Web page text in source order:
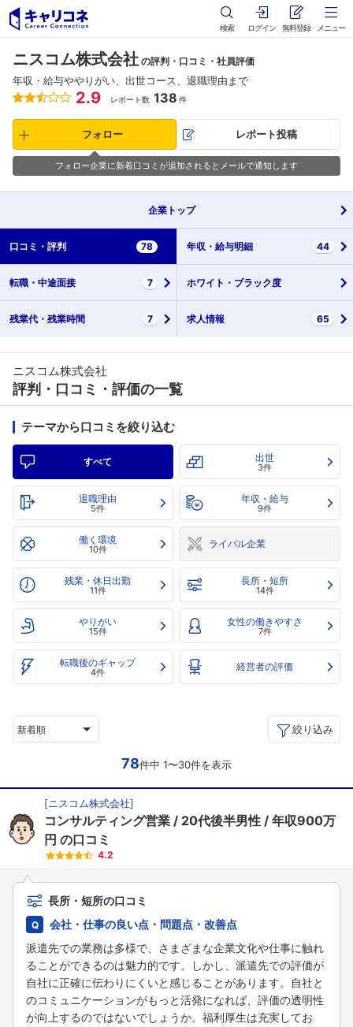
検索 ログイン 無料登録 メニュー
ニスコム株式会社 の評判・口コミ・社員評価
年収・給与ややりがい、出世コース、退職理由まで
2.9 レポート数 138 件
フォロー レポート投稿
フォロー企業に新着口コミが追加されるとメールで通知します
企業 トップ
口コミ・ 評判 78 年収・ 給与明細 44
転職・ 中途面接 7 ホワイト・ ブラック度
残業代・ 残業時間 7 求人情報 65
ニスコム株式会社
評判・口コミ・評価の一覧
テーマから口コミを絞り込む
すべて 出世
3件
退職理由
5件
年収・給与
9件
働く環境
10件 ライバル企業
残業・休日出勤
11件
長所・短所
14件
やりがい
15件
女性の働きやすさ
7件
転職後のギャップ
4件 経営者の評価
新着順 絞り込み
78件中 1〜30件を表示
[ニスコム株式会社]
コンサルティング営業 20代後半男性
年収900万
円 の口コミ
4.2
長所・短所の口コミ
会社・仕事の良い点・問題点・改善点
派遣先での業務は多様で、さまざまな企業文化や仕事に触れ
ることができるのは魅力的です。しかし、派遣先での評価が
自社に正確に伝わりにくいと感じることがあります。自社と
のコミュニケーションがもっと活発になれば、評価の透明性
が向上するのではないでしょうか。福利厚生は充実してお